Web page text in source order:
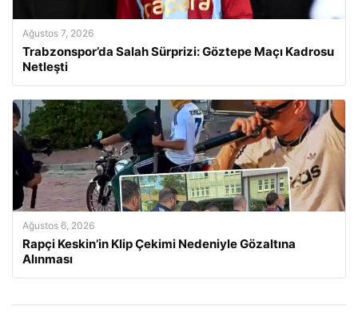
Ağustos 7, 2026
Trabzonspor’da Salah Sürprizi: Göztepe Maçı Kadrosu
Netleşti
Ağustos 6, 2026
Rapçi Keskin’in Klip Çekimi Nedeniyle Gözaltına
Alınması